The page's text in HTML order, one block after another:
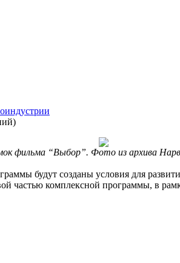
)
фильма “Выбор”. Фото из архива
будут созданы условия для
частью комплексной программы, в